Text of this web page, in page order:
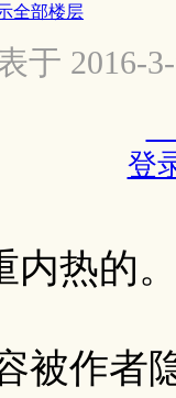
全部楼层
于 2016-
登
内热的
被作者